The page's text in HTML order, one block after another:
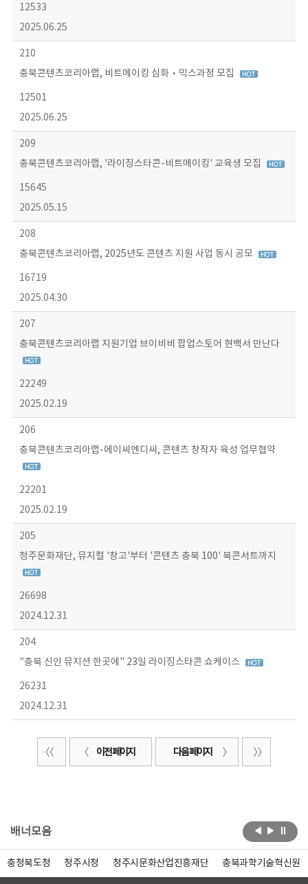
12533
2025.06.25
210
충북콘텐츠코리아랩, 비트메이킹 심화‧믹스과정 모집
12501
2025.06.25
209
충북콘텐츠코리아랩, '라이징스타콘-비트메이킹' 교육생 모집
15645
2025.05.15
208
충북콘텐츠코리아랩, 2025년도 콘텐츠 지원 사업 동시 공모
16719
2025.04.30
207
충북콘텐츠코리아랩 지원기업 브이비비 팝업스토어 현백서 만난다
22249
2025.02.19
206
충북콘텐츠코리아랩-에이씨엔디씨, 콘텐츠 창작자 육성 업무협약
22201
2025.02.19
205
청주문화재단, 뮤지컬 '창고'부터 '콘텐츠 충북 100' 북콘서트까지
26698
2024.12.31
204
"충북 신인 뮤지션 한곳에" 23일 라이징스타콘 쇼케이스
26231
2024.12.31
이전 페이지 다음 페이지
배너모음
충청북도청 청주시청 청주시문화산업진흥재단 충북과학기술혁신원